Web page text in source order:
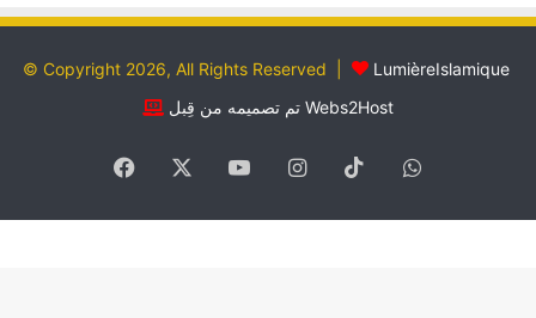
© Copyright 2026, All Rights Reserved |
LumièreIslamique
تم تصميمه من قِبل Webs2Host
Facebook YouTubeInstagram
TikTokWhatsApp